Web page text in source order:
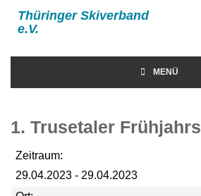
Thüringer Skiverband
e.V.
MENÜ
1. Trusetaler
Zeitraum:
29.04.2023 - 29.04.2023